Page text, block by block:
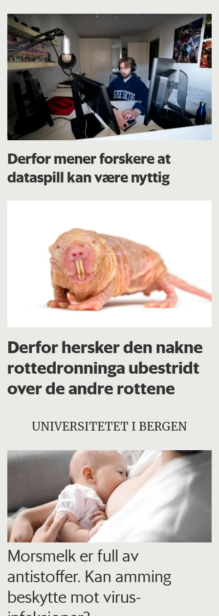
Derfor mener forskere at
dataspill kan være nyttig
Derfor hersker den nakne
rottedronninga ubestridt
over de andre rottene
UNIVERSITETET I BERGEN
Morsmelk er full av
antistoffer. Kan amming
beskytte mot virus-